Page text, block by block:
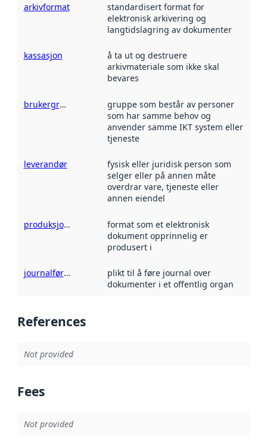
arkivformat
standardisert format for
elektronisk arkivering og
langtidslagring av dokumenter
kassasjon
å ta ut og destruere
arkivmateriale som ikke skal
bevares
brukergruppe
gruppe som består av personer
som har samme behov og
anvender samme IKT system eller
tjeneste
leverandør
fysisk eller juridisk person som
selger eller på annen måte
overdrar vare, tjeneste eller
annen eiendel
produksjonsformat
format som et elektronisk
dokument opprinnelig er
produsert i
journalføringsplikt
plikt til å føre journal over
dokumenter i et offentlig organ
References
Not provided
Fees
Not provided